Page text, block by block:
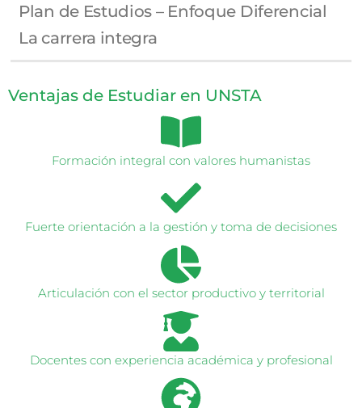
Plan de Estudios – Enfoque Diferencial
La carrera integra
Ventajas de Estudiar en UNSTA
Formación integral con valores humanistas
Fuerte orientación a la gestión y toma de decisiones
Articulación con el sector productivo y territorial
Docentes con experiencia académica y profesional